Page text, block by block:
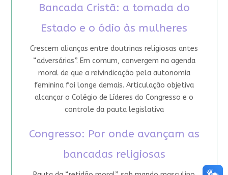
Bancada Cristã: a tomada do
Estado e o ódio às mulheres
Crescem alianças entre doutrinas religiosas antes
“adversárias”. Em comum, convergem na agenda
moral de que a reivindicação pela autonomia
feminina foi longe demais. Articulação objetiva
alcançar o Colégio de Líderes do Congresso e o
controle da pauta legislativa
Congresso: Por onde avançam as
bancadas religiosas